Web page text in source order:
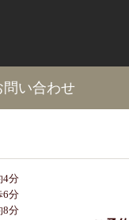
問い合わせ
4分
6分
8分